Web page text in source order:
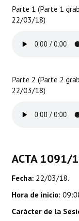
Carta Orgánica 2007
Reglamento Interno
Organigrama
Dictámenes
Parte 1 (Parte 1
22/03/18)
Parte 2 (Parte 2
22/03/18)
ACTA 1091/
Fecha: 22/03/18.
Hora de inicio:
Carácter de la